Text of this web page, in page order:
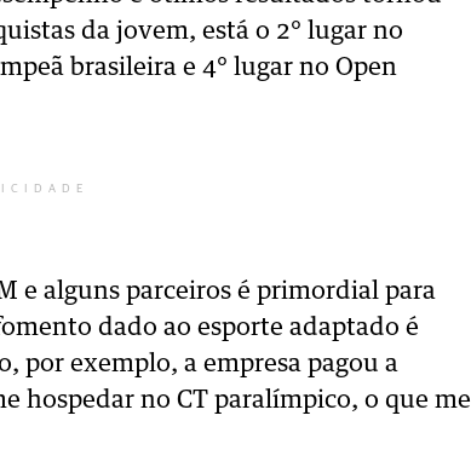
da jovem, está o 2° lugar no
brasileira e 4° lugar no Open
e alguns parceiros é primordial para
dado ao esporte adaptado é
por exemplo, a empresa pagou a
hospedar no CT paralímpico, o que me